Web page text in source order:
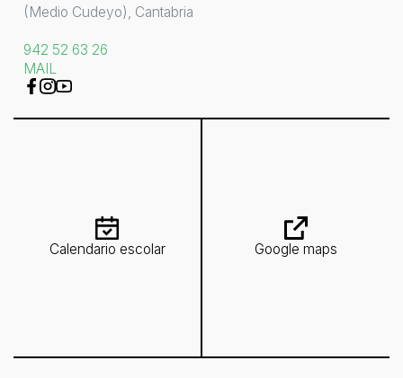
(Medio Cudeyo), Cantabria
942 52 63 26
MAIL
Calendario escolar Google maps